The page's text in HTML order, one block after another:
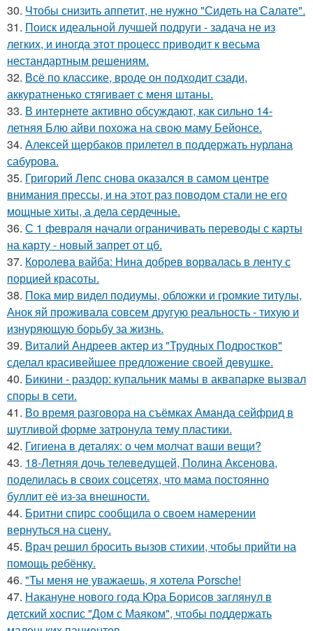
30. Чтобы снизить аппетит, не нужно "Сидеть на Салате".
31. Поиск идеальной лучшей подруги - задача не из
легких, и иногда этот процесс приводит к весьма
нестандартным решениям.
32. Всё по классике, вроде он подходит сзади,
аккуратненько стягивает с меня штаны.
33. В интернете активно обсуждают, как сильно 14-
летняя Блю айви похожа на свою маму Бейонсе.
34. Алексей щербаков прилетел в поддержать нурлана
сабурова.
35. Григорий Лепс снова оказался в самом центре
внимания прессы, и на этот раз поводом стали не его
мощные хиты, а дела сердечные.
36. С 1 февраля начали ограничивать переводы с карты
на карту - новый запрет от цб.
37. Королева вайба: Нина добрев ворвалась в ленту с
порцией красоты.
38. Пока мир видел подиумы, обложки и громкие титулы,
Анок яй проживала совсем другую реальность - тихую и
изнуряющую борьбу за жизнь.
39. Виталий Андреев актер из "Трудных Подростков"
сделал красивейшее предложение своей девушке.
40. Бикини - раздор: купальник мамы в аквапарке вызвал
споры в сети.
41. Во время разговора на съёмках Аманда сейфрид в
шутливой форме затронула тему пластики.
42. Гигиена в деталях: о чем молчат ваши вещи?
43. 18-Летняя дочь телеведущей, Полина Аксенова,
поделилась в своих соцсетях, что мама постоянно
буллит её из-за внешности.
44. Бритни спирс сообщила о своем намерении
вернуться на сцену.
45. Врач решил бросить вызов стихии, чтобы прийти на
помощь ребёнку.
46. "Ты меня не уважаешь, я хотела Porsche!
47. Накануне нового года Юра Борисов заглянул в
детский хоспис "Дом с Маяком", чтобы поддержать